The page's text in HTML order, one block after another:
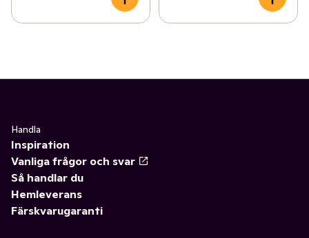
Handla
Inspiration
Vanliga frågor och svar
Så handlar du
Hemleverans
Färskvarugaranti